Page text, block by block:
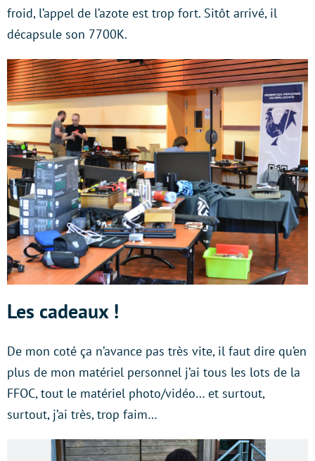
froid, l’appel de l’azote est trop fort. Sitôt arrivé, il
décapsule son 7700K.
Les cadeaux !
De mon coté ça n’avance pas très vite, il faut dire qu’en
plus de mon matériel personnel j’ai tous les lots de la
FFOC, tout le matériel photo/vidéo… et surtout,
surtout, j’ai très, trop faim…